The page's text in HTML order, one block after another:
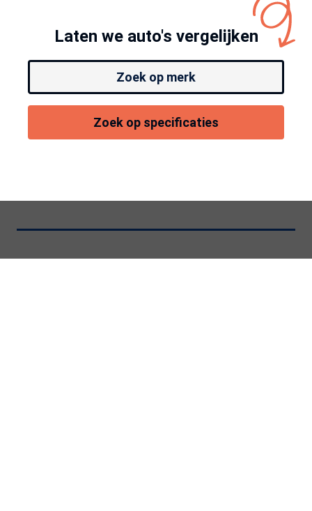
Laten we auto's vergelijken
Zoek op merk
Zoek op specificaties